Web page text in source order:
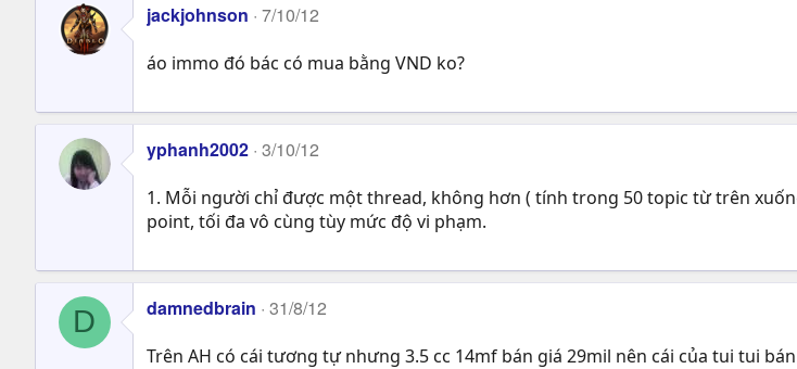
jackjohnson 7/10/12
áo immo đó bác có mua bằng VND ko?
yphanh2002 3/10/12
1. Mỗi người chỉ được một thread, không hơn ( tính trong 50 topic từ trên
point, tối đa vô cùng tùy mức độ vi phạm.
D damnedbrain 31/8/12
Trên AH có cái tương tự nhưng 3.5 cc 14mf bán giá 29mil nên cái của tui tui